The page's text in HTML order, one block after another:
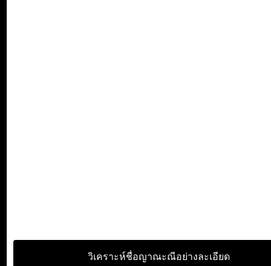
วิเคราะห์ชื่อญาณะณีอย่างละเอียด